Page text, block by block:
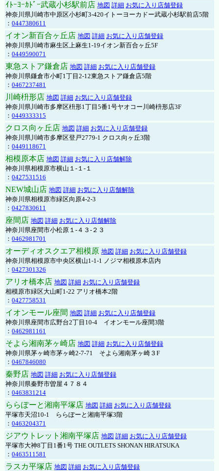
ｲﾄｰﾖｰｶﾄﾞｰ武蔵小杉駅前店 地図 詳細 お気に入り店舗登録
神奈川県川崎市中原区小杉町3-420イトーヨーカドー武蔵小杉駅前店5階
： 0447380611
イオン新百合ヶ丘店 地図 詳細 お気に入り店舗登録
神奈川県川崎市麻生区上麻生1-19イオン新百合ヶ丘5F
： 0449590071
東急ストア鎌倉店 地図 詳細 お気に入り店舗登録
神奈川県鎌倉市小町1丁目2-12東急ストア鎌倉店5階
： 0467237481
川崎枡形店 地図 詳細 お気に入り店舗登録
神奈川県川崎市多摩区枡形1丁目5番1号ヤオコー川崎枡形店3F
： 0449333315
クロス向ヶ丘店 地図 詳細 お気に入り店舗登録
神奈川県川崎市多摩区登戸2779-1 クロス向ヶ丘3階
： 0449118671
相模原本店 地図 詳細 お気に入り店舗解除
神奈川県相模原市横山１-１-１
： 0427531516
NEW城山店 地図 詳細 お気に入り店舗解除
神奈川県相模原市緑区向原4-2-3
： 0427830611
座間店 地図 詳細 お気に入り店舗解除
神奈川県座間市小松原１-４３-２３
： 0462981701
オーディオスクエア相模原 地図 詳細 お気に入り店舗登録
神奈川県相模原市中央区横山1-1-1 ノジマ相模原本店内
： 0427301326
アリオ橋本店 地図 詳細 お気に入り店舗登録
相模原市緑区大山町1-22 アリオ橋本2階
： 0427758531
イオンモール座間 地図 詳細 お気に入り店舗登録
神奈川県座間市広野台2丁目10-4 イオンモール座間3階
： 0462981161
そよら湘南茅ヶ崎店 地図 詳細 お気に入り店舗登録
神奈川県茅ヶ崎市茅ヶ崎2‐7‐71 そよら湘南茅ヶ崎３F
： 0467846080
秦野店 地図 詳細 お気に入り店舗登録
神奈川県秦野市曽屋４７８４
： 0463831214
ららぽーと湘南平塚店 地図 詳細 お気に入り店舗登録
平塚市天沼10-1 ららぽーと湘南平塚3階
： 0463204371
ジアウトレット湘南平塚店 地図 詳細 お気に入り店舗登録
平塚市大神8丁目1番1号 THE OUTLETS SHONAN HIRATSUKA
： 0463511581
ラスカ平塚店 地図 詳細 お気に入り店舗登録